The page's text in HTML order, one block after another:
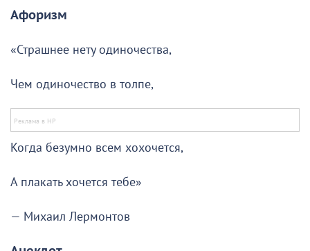
Афоризм
«Страшнее нету одиночества,
Чем одиночество в толпе,
Когда безумно всем хохочется,
А плакать хочется тебе»
— Михаил Лермонтов